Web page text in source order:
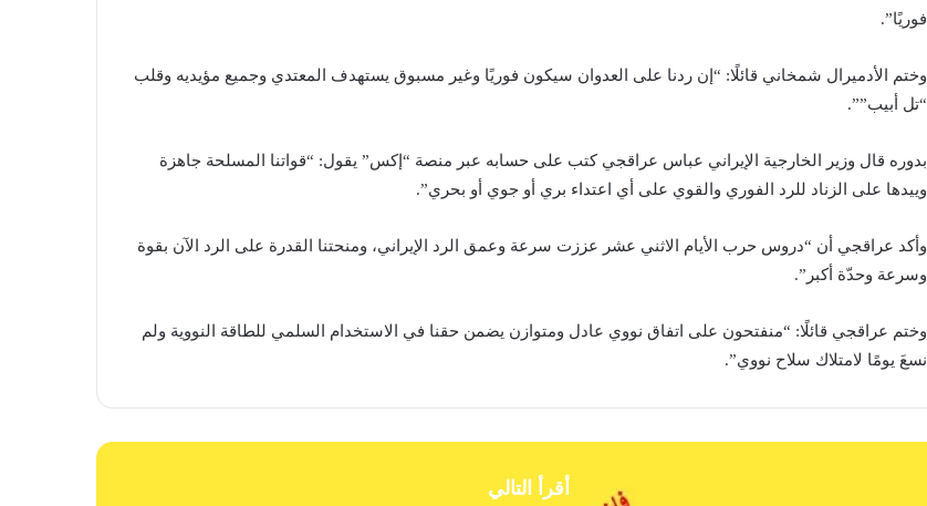
فوريًا”.
وختم الأدميرال شمخاني قائلًا: “إن ردنا على العدوان سيكون فوريًا وغير مسبوق يستهدف المعتدي وجميع مؤيديه وقلب
“تل أبيب””.
بدوره قال وزير الخارجية الإيراني عباس عراقجي كتب على حسابه عبر منصة “إكس” يقول: “قواتنا المسلحة جاهزة
وييدها على الزناد للرد الفوري والقوي على أي اعتداء بري أو جوي أو بحري”.
وأكد عراقجي أن “دروس حرب الأيام الاثني عشر عززت سرعة وعمق الرد الإيراني، ومنحتنا القدرة على الرد الآن بقوة
وسرعة وحدّة أكبر”.
وختم عراقجي قائلًا: “منفتحون على اتفاق نووي عادل ومتوازن يضمن حقنا في الاستخدام السلمي للطاقة النووية ولم
نسعَ يومًا لامتلاك سلاح نووي”.
أقرأ التالي